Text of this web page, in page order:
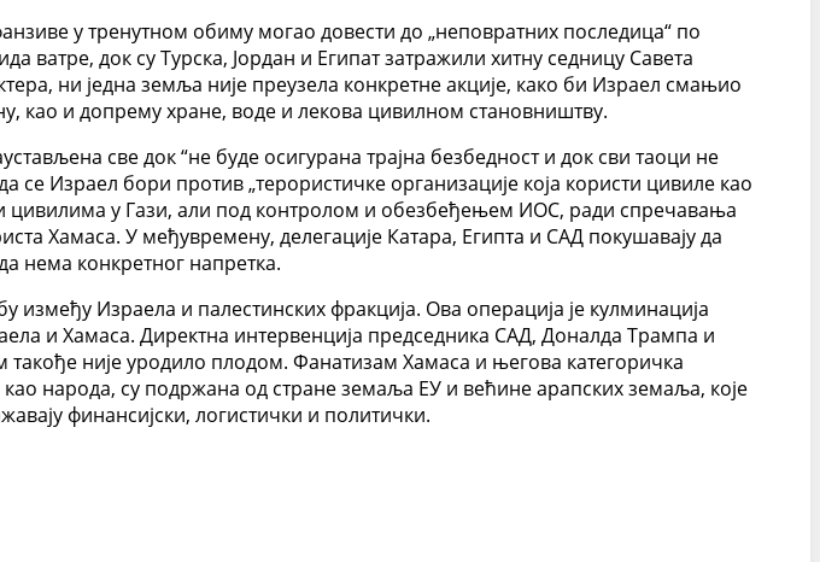
у тренутном обиму могао довести до „неповратних последица“ по
ватре, док су Турска, Јордан и Египат затражили хитну седницу Савета
ни једна земља није преузела конкретне акције, како би Израел смањио
као и допрему хране, воде и лекова цивилном становништву.
све док “не буде осигурана трајна безбедност и док сви таоци не
Израел бори против „терористичке организације која користи цивиле као
у Гази, али под контролом и обезбеђењем ИОС, ради спречавања
Хамаса. У међувремену, делегације Катара, Египта и САД покушавају да
нема конкретног напретка.
између Израела и палестинских фракција. Ова операција је кулминација
и Хамаса. Директна интервенција председника САД, Доналда Трампа и
није уродило плодом. Фанатизам Хамаса и његова категоричка
народа, су подржана од стране земаља ЕУ и већине арапских земаља, које
финансијски, логистички и политички.